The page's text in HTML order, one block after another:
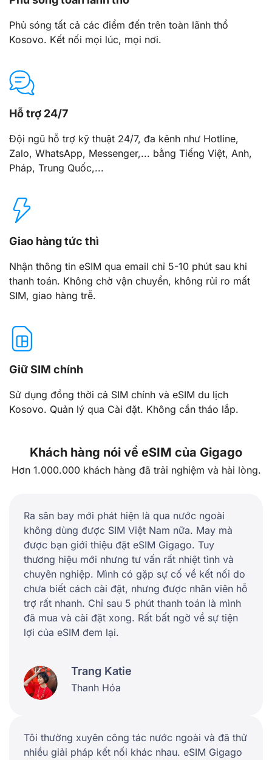
Phủ sóng tất cả các điểm đến trên toàn lãnh thổ
Kosovo. Kết nối mọi lúc, mọi nơi.
Hỗ trợ 24/7
Đội ngũ hỗ trợ kỹ thuật 24/7, đa kênh như Hotline,
Zalo, WhatsApp, Messenger,... bằng Tiếng Việt, Anh,
Pháp, Trung Quốc,...
Giao hàng tức thì
Nhận thông tin eSIM qua email chỉ 5-10 phút sau khi
thanh toán. Không chờ vận chuyển, không rủi ro mất
SIM, giao hàng trễ.
Giữ SIM chính
Sử dụng đồng thời cả SIM chính và eSIM du lịch
Kosovo. Quản lý qua Cài đặt. Không cần tháo lắp.
Khách hàng nói về eSIM của Gigago
Hơn 1.000.000 khách hàng đã trải nghiệm và hài lòng.
Ra sân bay mới phát hiện là qua nước ngoài
không dùng được SIM Việt Nam nữa. May mà
được bạn giới thiệu đặt eSIM Gigago. Tuy
thương hiệu mới nhưng tư vấn rất nhiệt tình và
chuyên nghiệp. Mình có gặp sự cố về kết nối do
chưa biết cách cài đặt, nhưng được nhân viên hỗ
trợ rất nhanh. Chỉ sau 5 phút thanh toán là mình
đã mua và cài đặt xong. Rất bất ngờ về sự tiện
lợi của eSIM đem lại.
Trang Katie
Thanh Hóa
Tôi thường xuyên công tác nước ngoài và đã thử
nhiều giải pháp kết nối khác nhau. eSIM Gigago